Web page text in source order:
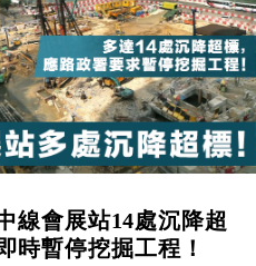
至51 企業擴張放慢兼縮減人
億美元 支援Anthropic租用
金屬關稅範圍 14類產品或加徵
升級會員制度 增鉑金卡級別鎖
升14個月 珠寶鐘錶銷售升勢
線會展站14處沉降超
時暫停挖掘工程！